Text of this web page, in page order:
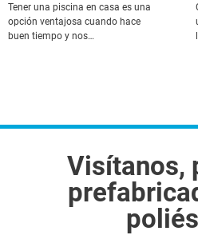
Tener una piscina en casa es una
opción ventajosa cuando hace
buen tiempo y nos…
Visítanos,